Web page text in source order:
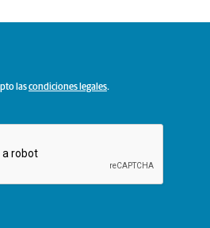
lascondiciones legales.